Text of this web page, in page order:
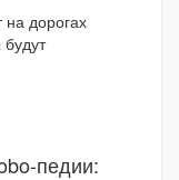
дорогах
педии: